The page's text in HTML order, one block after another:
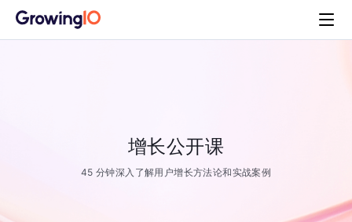
增长公开课
45 分钟深入了解用户增长方法论和实战案例